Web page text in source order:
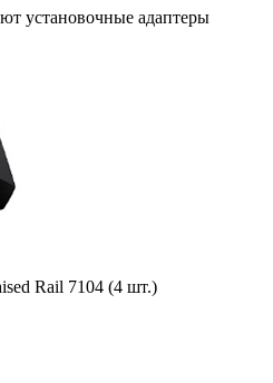
установочные адаптеры
Rail 7104 (4 шт.)